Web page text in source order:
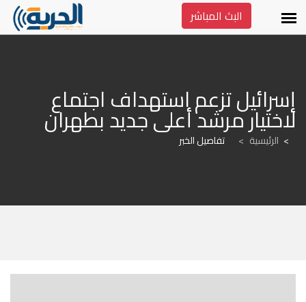
البث المباشر
لاختيار مرشد أعلى جديد بطهران
الرئيسية > تفاصيل الخبر